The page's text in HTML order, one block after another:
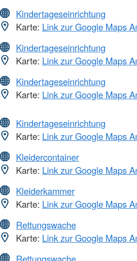
Kindertageseinrichtung
Karte: Link zur Google Maps
Kindertageseinrichtung
Karte: Link zur Google Maps
Kindertageseinrichtung
Karte: Link zur Google Maps
Kindertageseinrichtung
Karte: Link zur Google Maps
Kleidercontainer
Karte: Link zur Google Maps
Kleiderkammer
Karte: Link zur Google Maps
Rettungswache
Karte: Link zur Google Maps